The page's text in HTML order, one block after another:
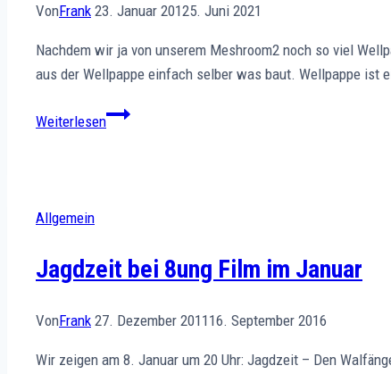
VonFrank 23. Januar 20125. Juni 2021
Nachdem wir ja von unserem Meshroom2 noch so viel
aus der Wellpappe einfach selber was baut. Wellpappe
WeiterlesenDo-
wir
Möbel
Allgemein
Jagdzeit bei 8ung Film im Januar
VonFrank 27. Dezember 201116. September 2016
Wir zeigen am 8. Januar um 20 Uhr: Jagdzeit – Den